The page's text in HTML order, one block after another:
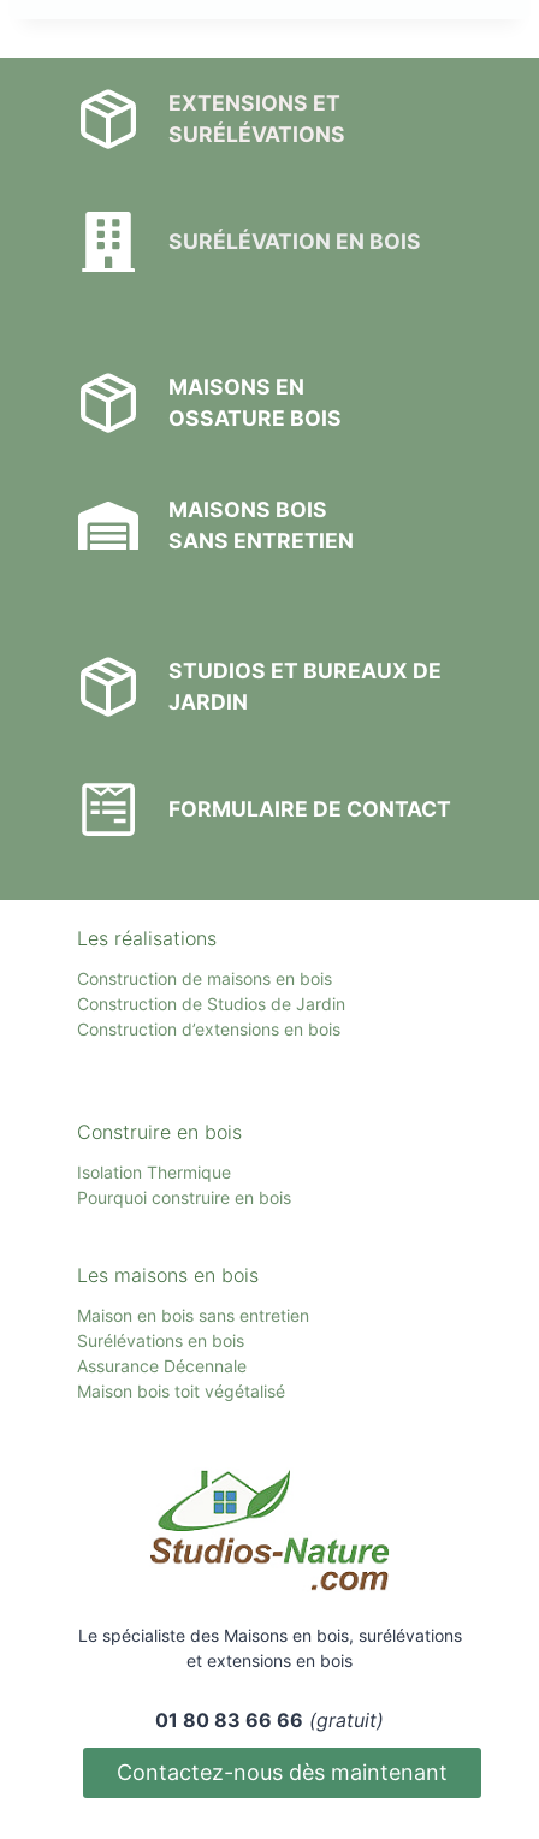
EXTENSIONS ET
SURÉLÉVATIONS
SURÉLÉVATION EN BOIS
MAISONS EN
OSSATURE BOIS
MAISONS BOIS
SANS ENTRETIEN
STUDIOS ET BUREAUX DE
JARDIN
FORMULAIRE DE CONTACT
Les réalisations
Construction de maisons en bois
Construction de Studios de Jardin
Construction d’extensions en bois
Construire en bois
Isolation Thermique
Pourquoi construire en bois
Les maisons en bois
Maison en bois sans entretien
Surélévations en bois
Assurance Décennale
Maison bois toit végétalisé
Le spécialiste des Maisons en bois, surélévations
et extensions en bois
01 80 83 66 66 (gratuit)
Contactez-nous dès maintenant